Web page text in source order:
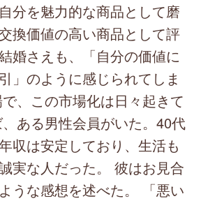
分を魅力的な商品として磨
換価値の高い商品として評
婚さえも、「自分の価値に
」のように感じられてしま
、この市場化は日々起きて
ある男性会員がいた。40代
収は安定しており、生活も
実な人だった。 彼はお見合
うな感想を述べた。 「悪い